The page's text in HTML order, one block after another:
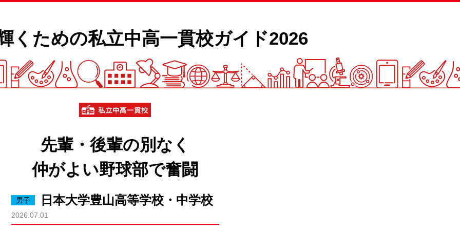
くための私立中高一貫校ガイド2026
先輩・後輩の別なく
仲がよい野球部で奮闘
日本大学豊山高等学校・中学校
2026.07.01